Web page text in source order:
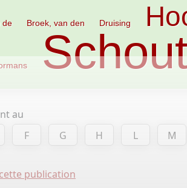
de Broek, van den Druising
au
F G H L M
publication